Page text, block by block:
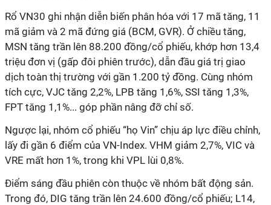
Rổ VN30 ghi nhận diễn biến phân hóa với 17 mã tăng, 11
mã giảm và 2 mã đứng giá (BCM, GVR). Ở chiều tăng,
MSN tăng trần lên 88.200 đồng/cổ phiếu, khớp hơn 13,4
triệu đơn vị (gấp đôi phiên trước), dẫn đầu giá trị giao
dịch toàn thị trường với gần 1.200 tỷ đồng. Cùng nhóm
tích cực, VJC tăng 2,2%, LPB tăng 1,6%, SSI tăng 1,3%,
FPT tăng 1,1%... góp phần nâng đỡ chỉ số.
Ngược lại, nhóm cổ phiếu “họ Vin” chịu áp lực điều chỉnh,
lấy đi gần 6 điểm của VN-Index. VHM giảm 2,7%, VIC và
VRE mất hơn 1%, trong khi VPL lùi 0,8%.
Điểm sáng đầu phiên còn thuộc về nhóm bất động sản.
Trong đó, DIG tăng trần lên 24.600 đồng/cổ phiếu; L14,